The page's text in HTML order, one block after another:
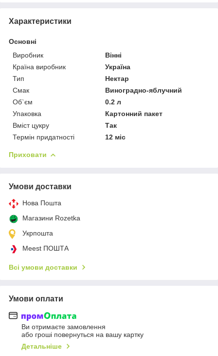
Характеристики
Основні
Виробник
Вінні
Країна виробник
Україна
Тип
Нектар
Смак
Виноградно-яблучний
Об`єм
0.2 л
Упаковка
Картонний пакет
Вміст цукру
Так
Термін придатності
12 міс
Приховати
Умови доставки
Нова Пошта
Магазини Rozetka
Укрпошта
Meest ПОШТА
Всі умови доставки
Умови оплати
Ви отримаєте замовлення
або гроші повернуться на вашу картку
Детальніше